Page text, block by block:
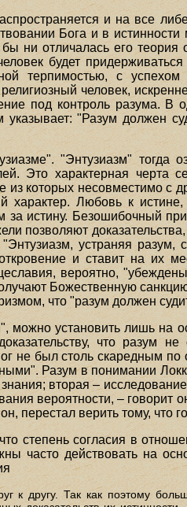
и на все
Бога и в
ни отличалась его
будет
терпимостью, с
человек,
под контроль разума. В
"Разум должен
"Энтузиазм"
Это характерная черта
которых несовместимо с
характер. Любовь к
истину. Безошибочный
позволяют
устраняя
и ставит на их
вероятно,
Божественную
что "разум должен
можно установить лишь на
что разум
не был столь скаредным
Разум в понимании
вторая –
вероятности, –
перестал верить тому, что
степень согласия в
часто действовать на
к другу. Так как поэтому